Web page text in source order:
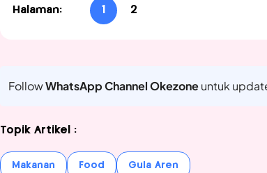
Halaman: 1 2
FollowWhatsApp Channel Okezoneuntuk
Topik Artikel :
Makanan Food Gula Aren